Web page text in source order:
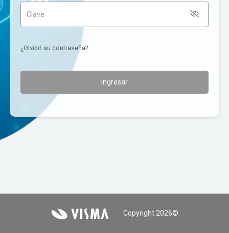
Clave
¿Olvidó su contraseña?
Ingresar
Copyright 2026©